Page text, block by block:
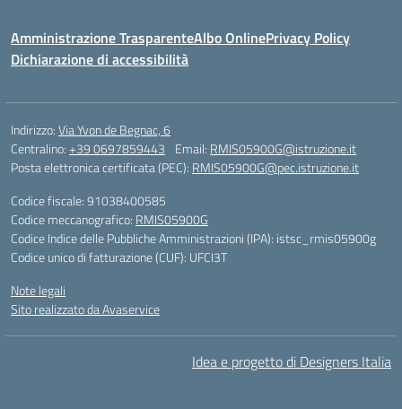
Amministrazione TrasparenteAlbo OnlinePrivacy Policy
Dichiarazione di accessibilità
Indirizzo:Via Yvon de Begnac, 6
Centralino:+39 0697859443 Email: RMIS05900G@istruzione.it
Posta elettronica certificata (PEC): RMIS05900G@pec.istruzione.it
Codice fiscale: 91038400585
Codice meccanografico: RMIS05900G
Codice Indice delle Pubbliche Amministrazioni (IPA): istsc_rmis05900g
Codice unico di fatturazione (CUF): UFCI3T
Note legali
Sito realizzato da Avaservice
Idea e progetto di Designers Italia